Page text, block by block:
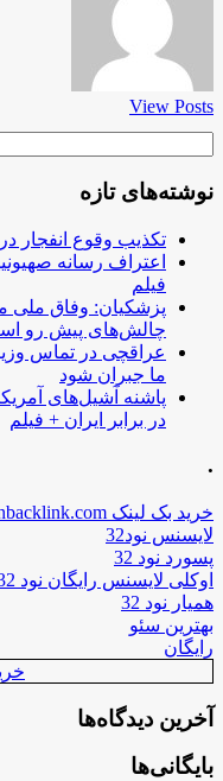
View Posts
نوشته‌های تازه
تکذیب وقوع انفجار
اعتراف رسانه
فیلم
پزشکیان: وفاق ملی
چالش‌های پیش رو
عراقچی در تماس
ما جبران شود
پاشنه آشیل‌های
در برابر ایران + فیلم
.
خرید بک لینک behtarinbacklink.com
لایسنس نود32
پسورد نود 32
اوکلی لایسنس رایگان نود 32
همیار نود 32
بهترین سئو
رایگان
آخرین دیدگاه‌ها
بایگانی‌ها